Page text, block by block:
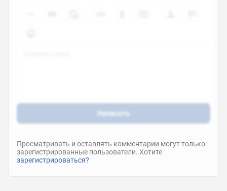
Написать
Просматривать и оставлять комментарии могут только
зарегистрированные пользователи. Хотите
зарегистрироваться?